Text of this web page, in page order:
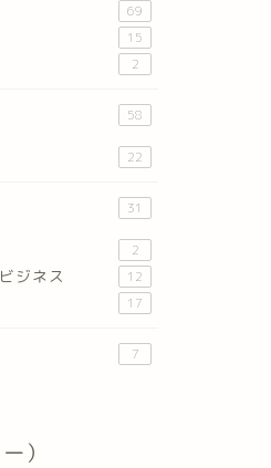
69
15
2
58
22
31
2
ジネス 12
17
7
）